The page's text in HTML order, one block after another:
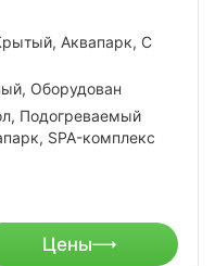
Аквапарк, С
Оборудован
Подогреваемый
SPA-комплекс
Цены